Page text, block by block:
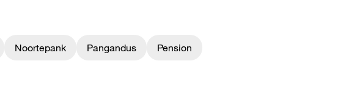
Noortepank Pangandus Pension